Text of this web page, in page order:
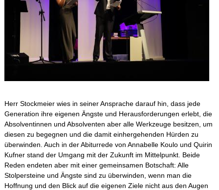
Fächer
Schulleben
Schulfahrten
Kontakt
Impressum
Datenschutzerklärung
Herr Stockmeier wies in seiner Ansprache darauf hin, dass jede
Generation ihre eigenen Ängste und Herausforderungen erlebt, die
Absolventinnen und Absolventen aber alle Werkzeuge besitzen, um
diesen zu begegnen und die damit einhergehenden Hürden zu
überwinden. Auch in der Abiturrede von Annabelle Koulo und Quirin
Kufner stand der Umgang mit der Zukunft im Mittelpunkt. Beide
Reden endeten aber mit einer gemeinsamen Botschaft: Alle
Stolpersteine und Ängste sind zu überwinden, wenn man die
Hoffnung und den Blick auf die eigenen Ziele nicht aus den Augen